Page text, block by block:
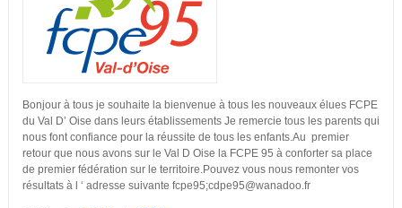
Bonjour à tous je souhaite la bienvenue à tous les nouveaux élues FCPE
du Val D’ Oise dans leurs établissements Je remercie tous les parents qui
nous font confiance pour la réussite de tous les enfants.Au premier
retour que nous avons sur le Val D Oise la FCPE 95 à conforter sa place
de premier fédération sur le territoire.Pouvez vous nous remonter vos
résultats à l ‘ adresse suivante fcpe95;cdpe95@wanadoo.fr